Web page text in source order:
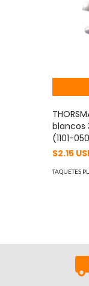
blancos
(1101-
$2.15
TAQUETES